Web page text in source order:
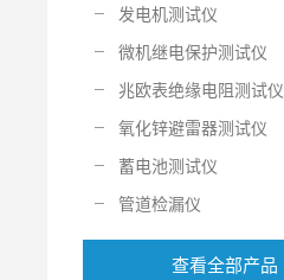
发电机测试仪
微机继电保护测试仪
兆欧表绝缘电阻测试仪
氧化锌避雷器测试仪
蓄电池测试仪
管道检漏仪
查看全部产品